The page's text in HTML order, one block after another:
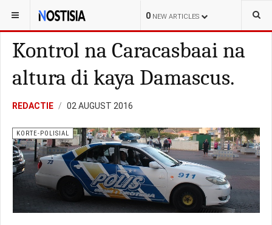
0 NEW ARTICLES
YOU ARE HERE: CURAÇAO KORTE-POLISIAL
Kontrol na Caracasbaai na
altura di kaya Damascus.
REDACTIE 02 AUGUST 2016
KORTE-POLISIAL